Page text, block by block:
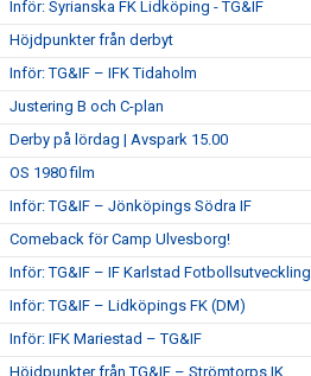
Inför: Syrianska FK Lidköping - TG&IF
Höjdpunkter från derbyt
Inför: TG&IF – IFK Tidaholm
Justering B och C-plan
Derby på lördag | Avspark 15.00
OS 1980 film
Inför: TG&IF – Jönköpings Södra IF
Comeback för Camp Ulvesborg!
Inför: TG&IF – IF Karlstad Fotbollsutveckling
Inför: TG&IF – Lidköpings FK (DM)
Inför: IFK Mariestad – TG&IF
Höjdpunkter från TG&IF – Strömtorps IK